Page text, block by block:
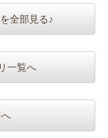
全部見る♪
一覧へ
へ